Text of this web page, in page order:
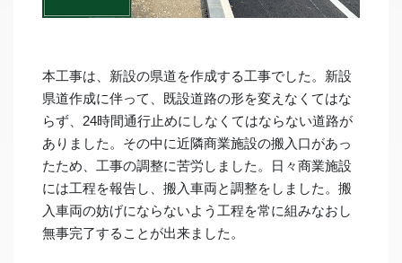
本工事は、新設の県道を作成する工事でした。新設
県道作成に伴って、既設道路の形を変えなくてはな
らず、24時間通行止めにしなくてはならない道路が
ありました。その中に近隣商業施設の搬入口があっ
たため、工事の調整に苦労しました。日々商業施設
には工程を報告し、搬入車両と調整をしました。搬
入車両の妨げにならないよう工程を常に組みなおし
無事完了することが出来ました。